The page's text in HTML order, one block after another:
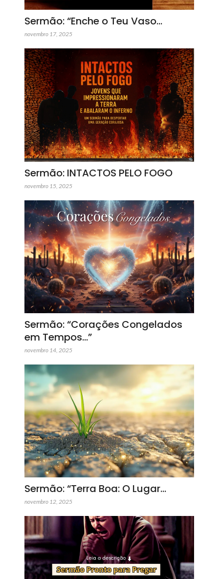
Sermão: “Enche o Teu Vaso…
novembro 17, 2025
Sermão: INTACTOS PELO FOGO
novembro 15, 2025
Sermão: “Corações Congelados
em Tempos…”
novembro 14, 2025
Sermão: “Terra Boa: O Lugar…
novembro 12, 2025